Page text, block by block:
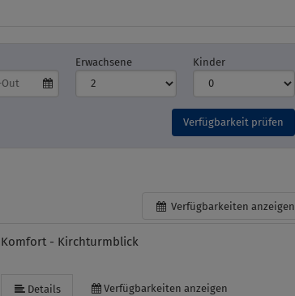
Erwachsene Kinder
Verfügbarkeit prüfen
Verfügbarkeiten anzeigen
Komfort - Kirchturmblick
Details Verfügbarkeiten anzeigen